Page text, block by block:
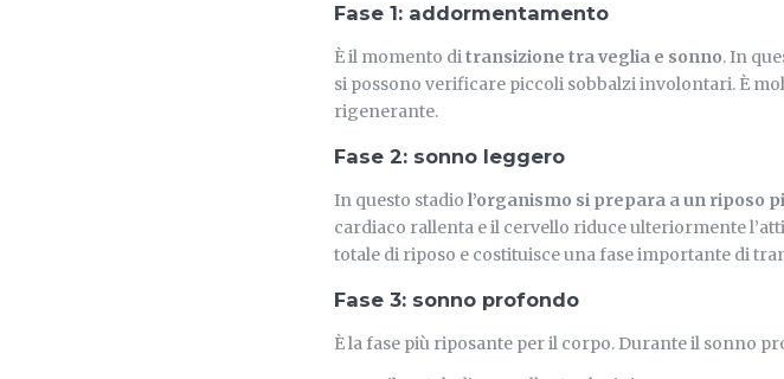
Fase 1: addormentamento
È il momento ditransizione tra veglia e sonno. In
si possono verificare piccoli sobbalzi involontari. È
rigenerante.
Fase 2: sonno leggero
In questo stadio l’organismo si prepara a un riposo
cardiaco rallenta e il cervello riduce ulteriormente
totale di riposo e costituisce una fase importante di
Fase 3: sonno profondo
È la fase più riposante per il corpo. Durante il sonno